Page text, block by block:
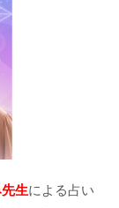
生による占い